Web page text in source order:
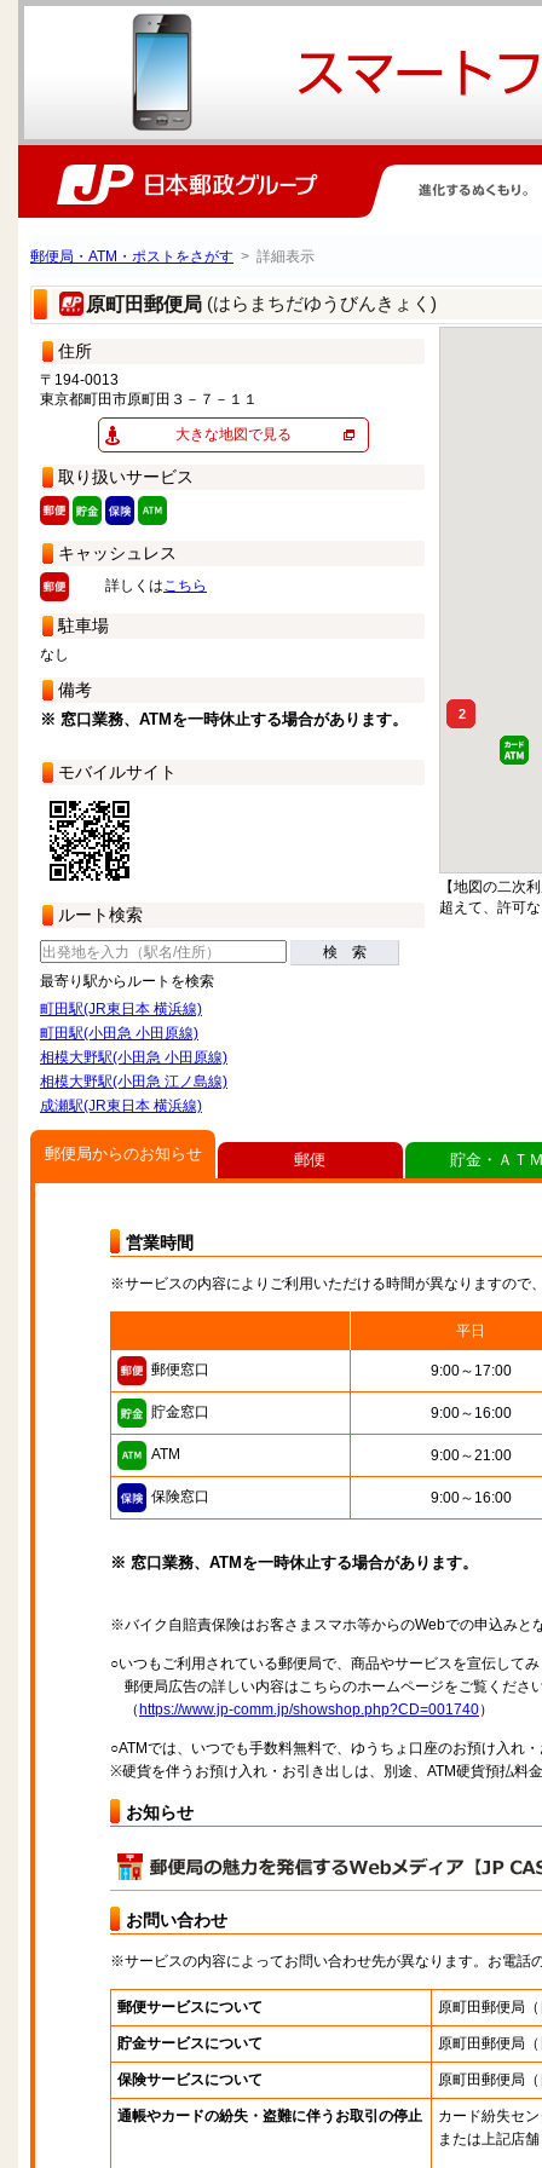
郵便局・ATM・ポストをさがす > 詳細表示
原町田郵便局 (はらまちだゆうびんきょく)
住所
〒194-0013
東京都町田市原町田３－７－１１
大きな地図で見る
取り扱いサービス
キャッシュレス
詳しくはこちら
駐車場
なし
備考
※ 窓口業務、ATMを一時休止する場合があります。
モバイルサイト
ルート検索
検 索
最寄り駅からルートを検索
町田駅(JR東日本 横浜線)
町田駅(小田急 小田原線)
相模大野駅(小田急 小田原線)
相模大野駅(小田急 江ノ島線)
成瀬駅(JR東日本 横浜線)
2
【地図の二次
超えて、許可
郵便局からのお知らせ
営業時間
※サービスの内容によりご利用いただける時間が異なりますので
平日
郵便窓口 9:00～17:00
貯金窓口 9:00～16:00
ATM 9:00～21:00
保険窓口 9:00～16:00
※ 窓口業務、ATMを一時休止する場合があります。
※バイク自賠責保険はお客さまスマホ等からのWebでの申込みと
○いつもご利用されている郵便局で、商品やサービスを宣伝して
郵便局広告の詳しい内容はこちらのホームページをご覧くださ
（ https://www.jp-comm.jp/showshop.php?CD=001740）
○ATMでは、いつでも手数料無料で、ゆうちょ口座のお預け入れ
※硬貨を伴うお預け入れ・お引き出しは、別途、ATM硬貨預払料
お知らせ
お問い合わせ
※サービスの内容によってお問い合わせ先が異なります。お電話
郵便サービスについて 原町田郵便局
貯金サービスについて 原町田郵便局
保険サービスについて 原町田郵便局
通帳やカードの紛失・盗難に伴うお取引の停止
カード紛失セ
または上記店舗
郵便 貯金・ＡＴ